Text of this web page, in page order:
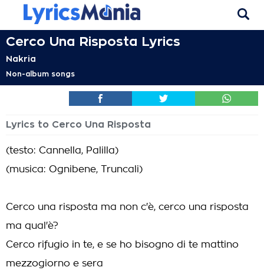
Cerco Una Risposta Lyrics
Nakria
Non-album songs
Lyrics to Cerco Una Risposta
(testo: Cannella, Palilla)
(musica: Ognibene, Truncali)
Cerco una risposta ma non c'è, cerco una risposta
ma qual'è?
Cerco rifugio in te, e se ho bisogno di te mattino
mezzogiorno e sera